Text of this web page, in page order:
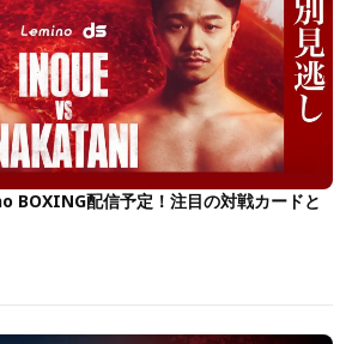
BOXING配信予定！注目の対戦カードと